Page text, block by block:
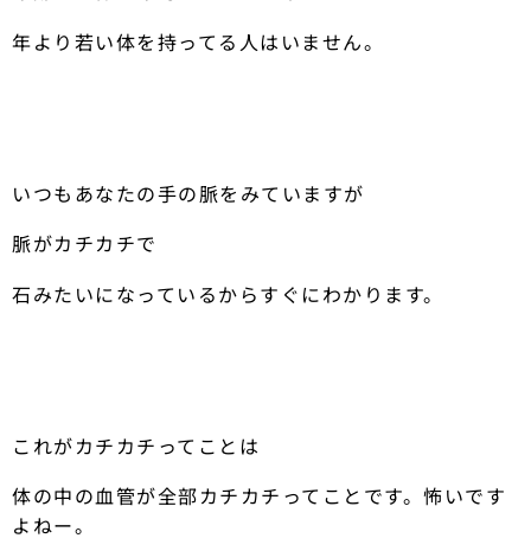
年より若い体を持ってる人はいません。
いつもあなたの手の脈をみていますが
脈がカチカチで
石みたいになっているからすぐにわかります。
これがカチカチってことは
体の中の血管が全部カチカチってことです。怖いです
よねー。